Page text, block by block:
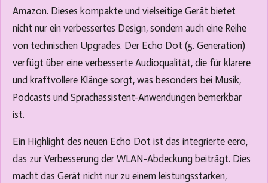
Amazon. Dieses kompakte und vielseitige Gerät bietet
nicht nur ein verbessertes Design, sondern auch eine Reihe
von technischen Upgrades. Der Echo Dot (5. Generation)
verfügt über eine verbesserte Audioqualität, die für klarere
und kraftvollere Klänge sorgt, was besonders bei Musik,
Podcasts und Sprachassistent-Anwendungen bemerkbar
ist.
Ein Highlight des neuen Echo Dot ist das integrierte eero,
das zur Verbesserung der WLAN-Abdeckung beiträgt. Dies
macht das Gerät nicht nur zu einem leistungsstarken,